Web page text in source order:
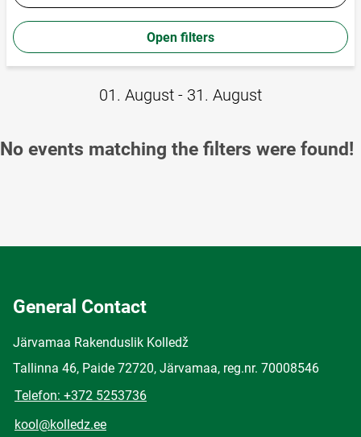
Open filters
01. August - 31. August
No events matching the filters were found!
General Contact
Järvamaa Rakenduslik Kolledž
Tallinna 46, Paide 72720, Järvamaa, reg.nr. 70008546
Telefon: +372 5253736
kool@kolledz.ee